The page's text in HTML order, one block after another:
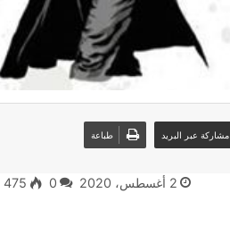
2 أغسطس، 2020 0
475
مشاركة عبر البريد طباعة